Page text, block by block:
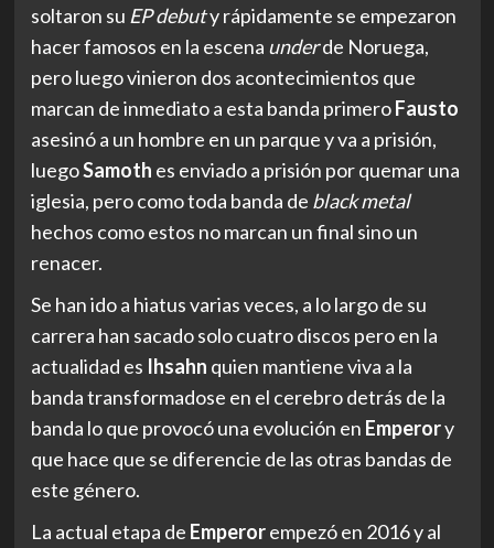
soltaron su EP debuty rápidamente se empezaron
hacer famosos en la escena underde Noruega,
pero luego vinieron dos acontecimientos que
marcan de inmediato a esta banda primeroFausto
asesinó a un hombre en un parque y va a prisión,
luegoSamoth es enviado a prisión por quemar una
iglesia, pero como toda banda de black metal
hechos como estos no marcan un final sino un
renacer.
Se han ido a hiatus varias veces, a lo largo de su
carrera han sacado solo cuatro discos pero en la
actualidad es Ihsahn quien mantiene viva a la
banda transformadose en el cerebro detrás de la
banda lo que provocó una evolución en Emperory
que hace que se diferencie de las otras bandas de
este género.
La actual etapa de Emperorempezó en 2016 y al